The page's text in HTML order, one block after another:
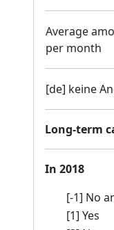
Average
per month
[de] keine
Long-term
In 2018
[-1] No
[1] Yes